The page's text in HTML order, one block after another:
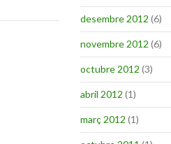
desembre 2012 (6)
novembre 2012 (6)
octubre 2012 (3)
abril 2012 (1)
març 2012 (1)